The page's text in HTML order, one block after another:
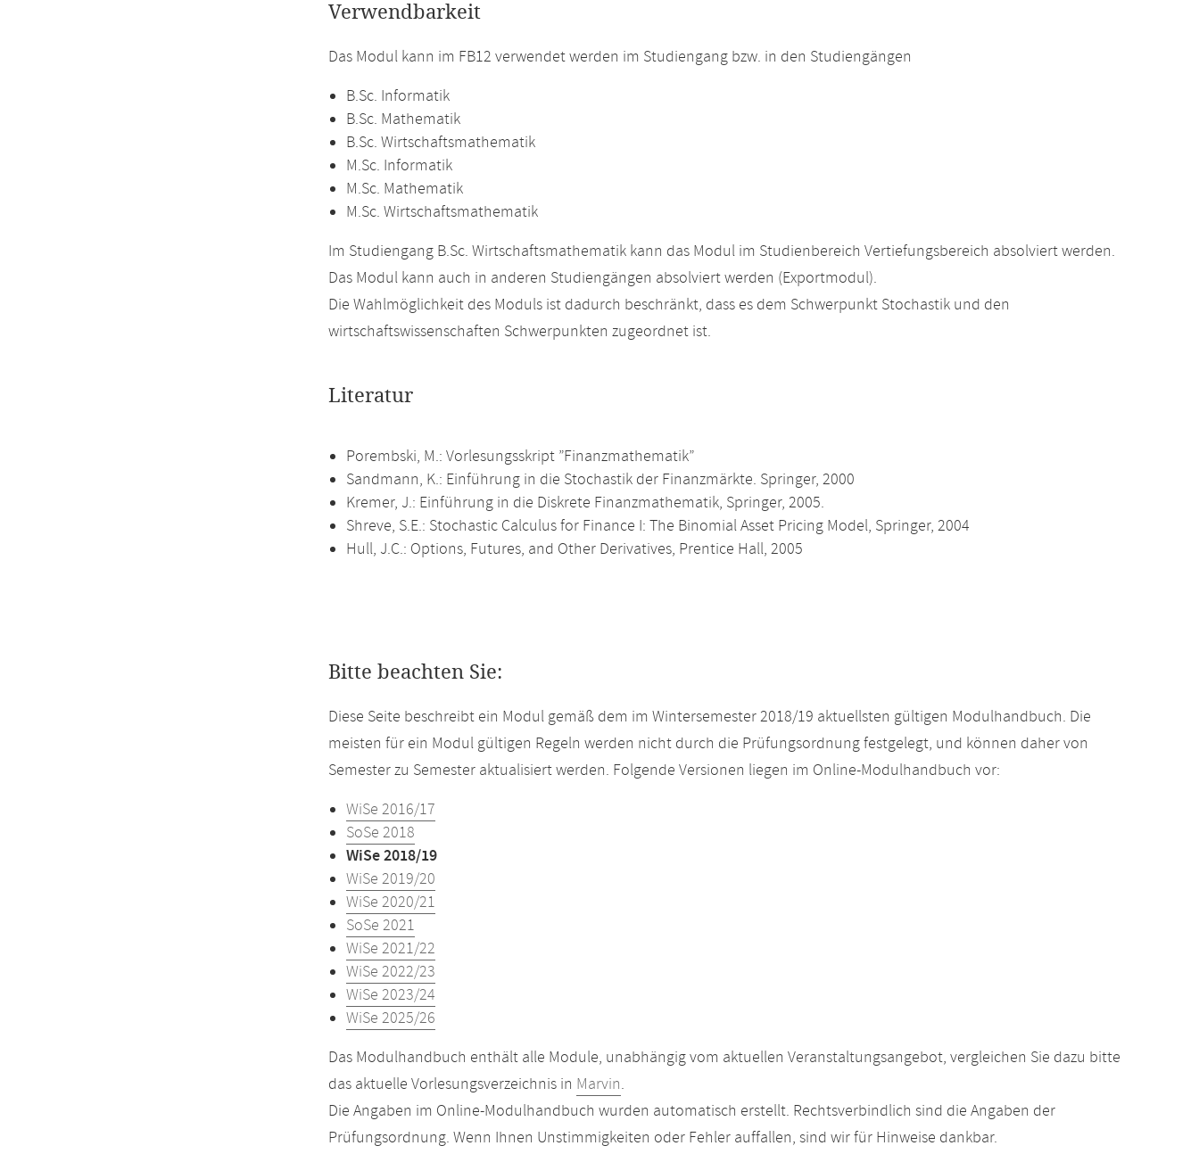
Verwendbarkeit
Das Modul kann im FB12 verwendet werden im Studiengang bzw. in den Studiengängen
B.Sc. Informatik
B.Sc. Mathematik
B.Sc. Wirtschaftsmathematik
M.Sc. Informatik
M.Sc. Mathematik
M.Sc. Wirtschaftsmathematik
Im Studiengang B.Sc. Wirtschaftsmathematik kann das Modul im Studienbereich Vertiefungsbereich absolviert werden.
Das Modul kann auch in anderen Studiengängen absolviert werden (Exportmodul).
Die Wahlmöglichkeit des Moduls ist dadurch beschränkt, dass es dem Schwerpunkt Stochastik und den
wirtschaftswissenschaften Schwerpunkten zugeordnet ist.
Literatur
Porembski, M.: Vorlesungsskript ”Finanzmathematik”
Sandmann, K.: Einführung in die Stochastik der Finanzmärkte. Springer, 2000
Kremer, J.: Einführung in die Diskrete Finanzmathematik, Springer, 2005.
Shreve, S.E.: Stochastic Calculus for Finance I: The Binomial Asset Pricing Model, Springer, 2004
Hull, J.C.: Options, Futures, and Other Derivatives, Prentice Hall, 2005
Bitte beachten Sie:
Diese Seite beschreibt ein Modul gemäß dem im Wintersemester 2018/19 aktuellsten gültigen Modulhandbuch. Die
meisten für ein Modul gültigen Regeln werden nicht durch die Prüfungsordnung festgelegt, und können daher von
Semester zu Semester aktualisiert werden. Folgende Versionen liegen im Online-Modulhandbuch vor:
WiSe 2016/17
SoSe 2018
WiSe 2018/19
WiSe 2019/20
WiSe 2020/21
SoSe 2021
WiSe 2021/22
WiSe 2022/23
WiSe 2023/24
WiSe 2025/26
Das Modulhandbuch enthält alle Module, unabhängig vom aktuellen Veranstaltungsangebot, vergleichen Sie dazu bitte
das aktuelle Vorlesungsverzeichnis in Marvin.
Die Angaben im Online-Modulhandbuch wurden automatisch erstellt. Rechtsverbindlich sind die Angaben der
Prüfungsordnung. Wenn Ihnen Unstimmigkeiten oder Fehler auffallen, sind wir für Hinweise dankbar.